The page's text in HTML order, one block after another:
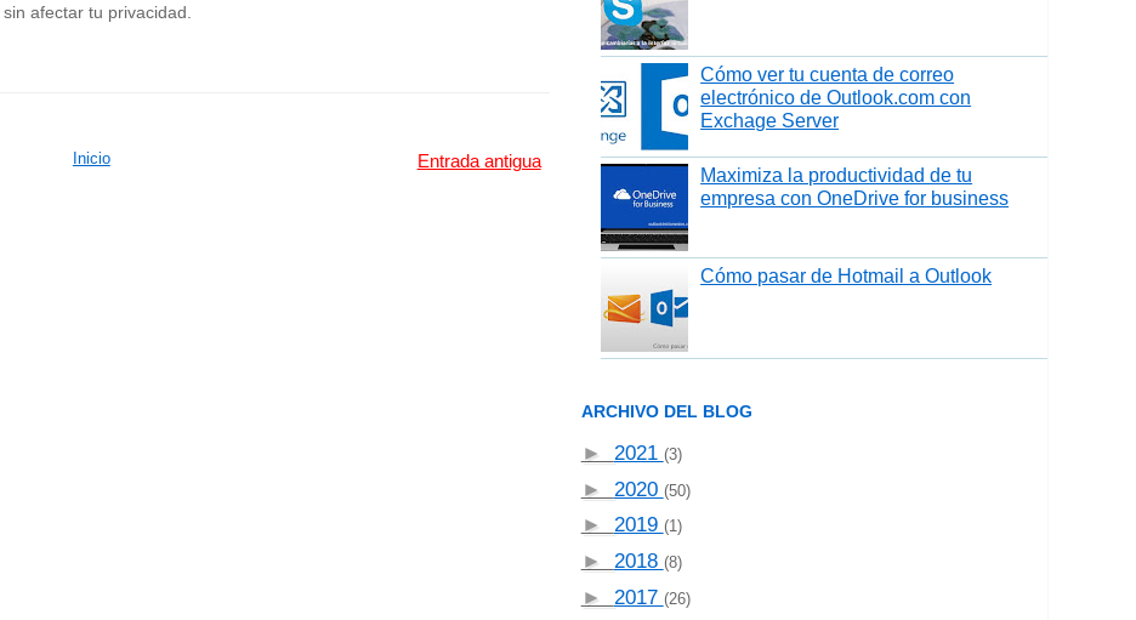
afectar tu privacidad.
Entrada antigua
Inicio
Cómo ver tu cuenta de correo
electrónico de Outlook.com con
Exchage Server
Maximiza la productividad de tu
empresa con OneDrive for business
Cómo pasar de Hotmail a Outlook
ARCHIVO DEL BLOG
► 2021 (3)
► 2020 (50)
► 2019 (1)
► 2018 (8)
► 2017 (26)